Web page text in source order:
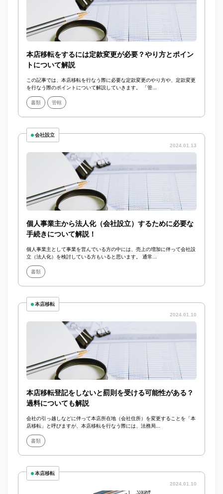
本店移転をするには定款変更が必要？やり方とポイン
トについて解説
この記事では、本店移転を行なう際に必要な定款変更のやり方や、定款変更
を行なう際のポイントについて解説していきます。 「管...
書類 管轄
会社設立
2024.01.13
個人事業主から法人化（会社設立）するために必要な
手続きについて解説！
個人事業主として事業を営んでいる方の中には、売上の増加に伴って会社設
立（法人化）を検討している方もいると思います。 通常...
書類
本店移転
2024.01.10
本店移転登記をしないと罰則を受ける可能性がある？
過料についても解説
会社の引っ越しなどに伴って本店所在地（会社住所）を変更することを「本
店移転」と呼びますが、本店移転を行なう際には、法務局...
書類
本店移転
2024.01.10